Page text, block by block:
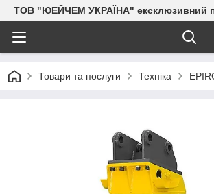
ТОВ "ЮЕЙЧЕМ УКРАЇНА" ексклюзивний
Товари та послуги Техніка